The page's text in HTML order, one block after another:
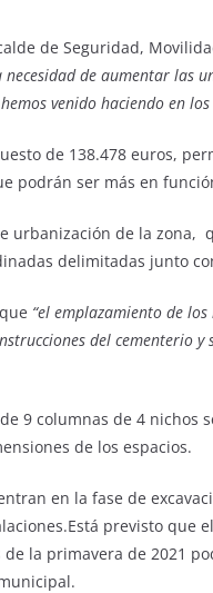
de Seguridad,
de aumentar las
venido haciendo en
de 138.478 euros,
podrán ser más en
urbanización de la zona,
delimitadas junto
“el emplazamiento de
del cementerio
9 columnas de 4 nichos
de los espacios.
en la fase de
previsto que
la primavera de 2021